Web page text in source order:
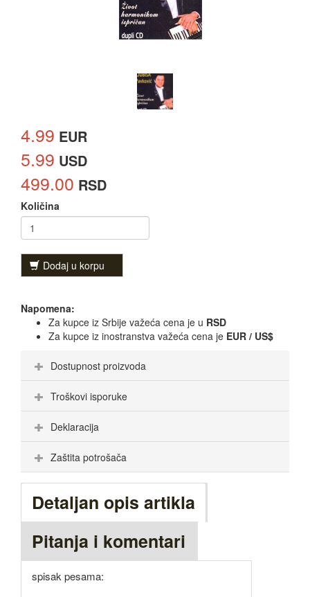
4.99 EUR
5.99 USD
499.00 RSD
Količina
Dodaj u korpu
Napomena:
Za kupce iz Srbije važeća cena je u RSD
Za kupce iz inostranstva važeća cena je EUR / US$
Dostupnost proizvoda
Troškovi isporuke
Deklaracija
Zaštita potrošača
Detaljan opis artikla
Pitanja i komentari
spisak pesama: